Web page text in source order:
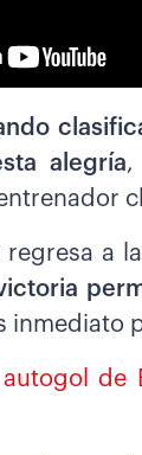
alegría,
regresa a
inmediato
autogol de